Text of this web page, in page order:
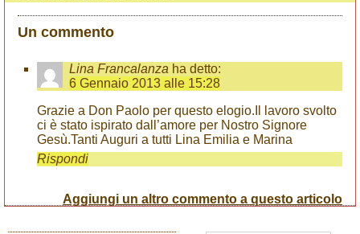
Un commento
Lina Francalanza ha detto:
6 Gennaio 2013 alle 15:28
Grazie a Don Paolo per questo elogio.Il lavoro svolto
ci è stato ispirato dall’amore per Nostro Signore
Gesù.Tanti Auguri a tutti Lina Emilia e Marina
Rispondi
Aggiungi un altro commento a questo articolo